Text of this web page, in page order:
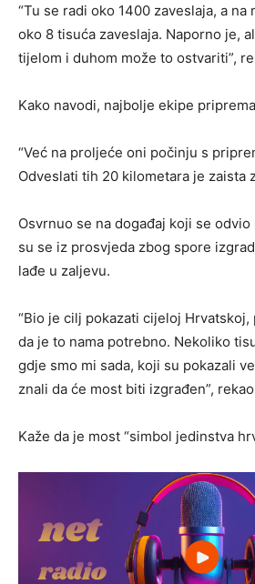
“Tu se radi oko 1400 zaveslaja, a na
oko 8 tisuća zaveslaja. Naporno je,
tijelom i duhom može to ostvariti”,
Kako navodi, najbolje ekipe
“Već na proljeće oni počinju s
Odveslati tih 20 kilometara je zaista
Osvrnuo se na događaj koji se
su se iz prosvjeda zbog spore
lađe u zaljevu.
“Bio je cilj pokazati cijeloj Hrvatskoj,
da je to nama potrebno. Nekoliko
gdje smo mi sada, koji su pokazali
znali da će most biti izgrađen”,
Kaže da je most “simbol jedinstva